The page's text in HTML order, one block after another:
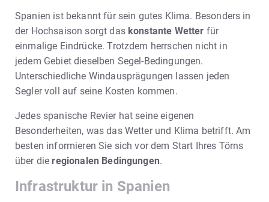
Spanien ist bekannt für sein gutes Klima. Besonders in
der Hochsaison sorgt das konstante Wetter für
einmalige Eindrücke. Trotzdem herrschen nicht in
jedem Gebiet dieselben Segel-Bedingungen.
Unterschiedliche Windausprägungen lassen jeden
Segler voll auf seine Kosten kommen.
Jedes spanische Revier hat seine eigenen
Besonderheiten, was das Wetter und Klima betrifft. Am
besten informieren Sie sich vor dem Start Ihres Törns
über die regionalen Bedingungen.
Infrastruktur in Spanien